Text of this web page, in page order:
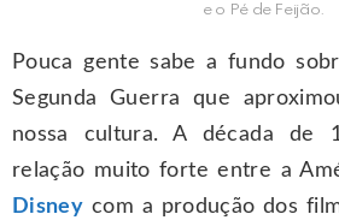
e o Pé de Feijão.
Pouca gente sabe a fundo
Segunda Guerra que
nossa cultura. A década de
relação muito forte entre a
Disney com a produção dos